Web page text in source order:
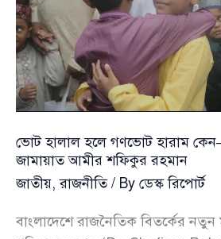
ভোট হালাল হলে গণভোট হারাম
জামায়াত আমীর শফিকুর রহমান
জাতীয়,রাজনীতি/ By ডেস্ক রিপোর্ট
বাংলাদেশে রাজনৈতিক বিতর্কের নতুন